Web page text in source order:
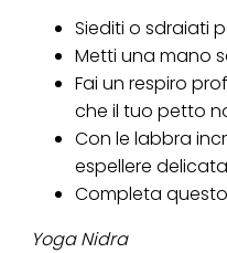
Siediti o sdraiati
Metti una mano
Fai un respiro
che il tuo petto
Con le labbra
espellere
Completa
Yoga Nidra